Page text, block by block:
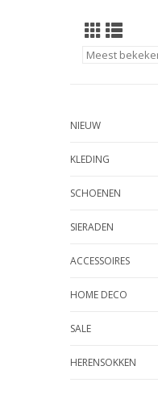
NIEUW
KLEDING
SCHOENEN
SIERADEN
ACCESSOIRES
HOME DECO
SALE
HERENSOKKEN